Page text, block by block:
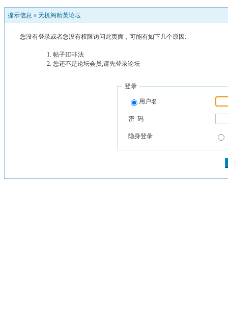
提示信息 » 天机阁精英论坛
您没有登录或者您没有权限访问此页面，可能有如下几个原因:
帖子ID非法
您还不是论坛会员,请先登录论坛
登录
用户名
密 码
隐身登录